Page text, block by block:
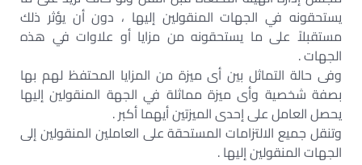
يستحقونه في الجهات المنقولين إليها ، دون أن يؤثر ذلك
مستقبلاً على ما يستحقونه من مزايا أو علاوات في هذه
الجهات .
وفى حالة التماثل بين أى ميزة من المزايا المحتفظ لهم بها
بصفة شخصية وأى ميزة مماثلة في الجهة المنقولين إليها
يحصل العامل على إحدى الميزتين أيهما أكبر .
وتنقل جميع الالتزامات المستحقة على العاملين المنقولين إلى
الجهات المنقولين إليها .